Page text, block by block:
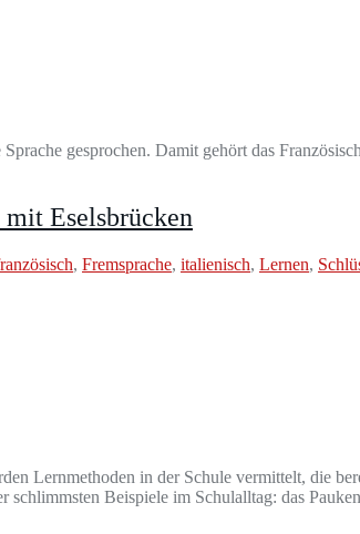
gesprochen. Damit gehört das
Eselsbrücken
, Fremsprache, italienisch, Lernen,
Lernmethoden in der Schule vermittelt, die
Beispiele im Schulalltag: das